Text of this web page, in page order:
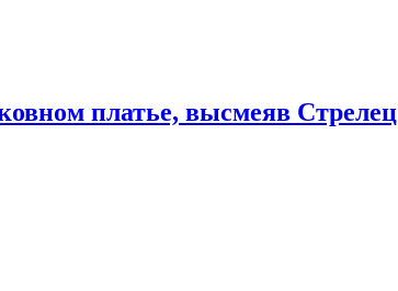
платье, высмеяв Стрелец